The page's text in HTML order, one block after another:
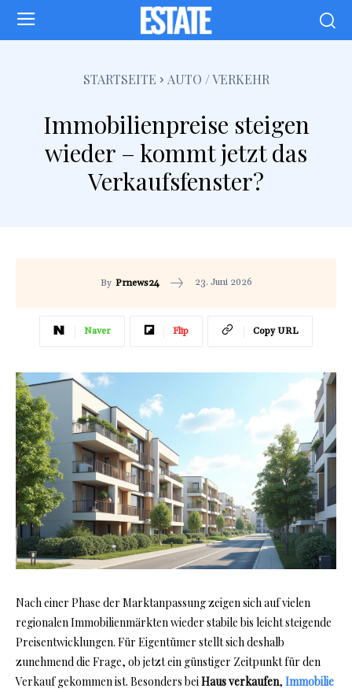
STARTSEITE AUTO / VERKEHR
Immobilienpreise steigen
wieder – kommt jetzt das
Verkaufsfenster?
By Prnews24 23. Juni 2026
Naver Flip Copy URL
Nach einer Phase der Marktanpassung zeigen sich auf vielen
regionalen Immobilienmärkten wieder stabile bis leicht steigende
Preisentwicklungen. Für Eigentümer stellt sich deshalb
zunehmend die Frage, ob jetzt ein günstiger Zeitpunkt für den
Verkauf gekommen ist. Besonders beiHaus verkaufen, Immobilie